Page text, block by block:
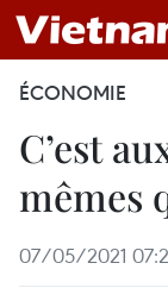
ÉCONOMIE
C’est
mêmes
07/05/2021